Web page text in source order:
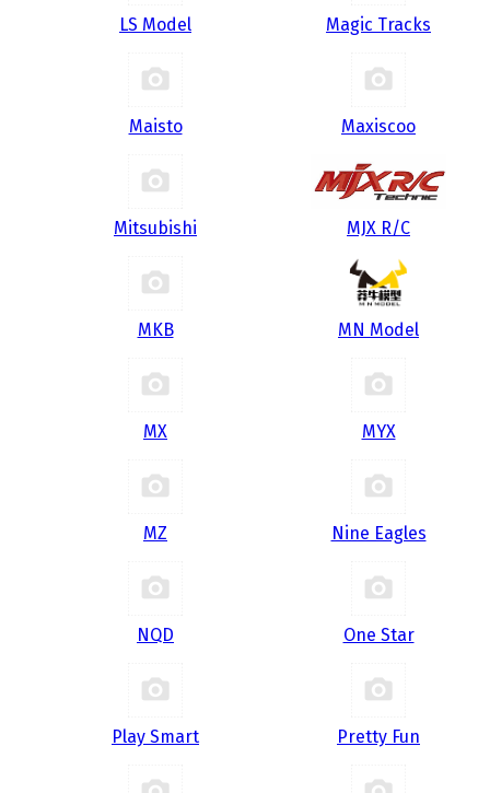
LS Model Magic Tracks
Maisto Maxiscoo
Mitsubishi MJX R/C
MKB MN Model
MX MYX
MZ Nine Eagles
NQD One Star
Play Smart Pretty Fun